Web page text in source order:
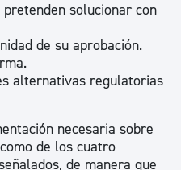
solucionar con
de su aprobación.
alternativas regulatorias
necesaria sobre
de los cuatro
de manera que